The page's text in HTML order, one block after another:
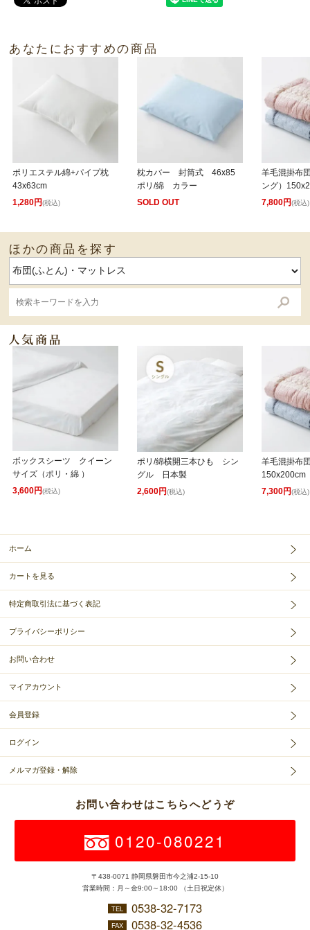
あなたにおすすめの商品
ポリエステル綿+パイプ枕
43x63cm
1,280円(税込)
枕カバー 封筒式 46x85
ポリ/綿 カラー
SOLD OUT
羊毛混掛布
ング）
7,800円(税込)
ほかの商品を探す
ボックスシーツ クイーン
サイズ（ポリ・綿 ）
3,600円(税込)
ポリ/綿横開三本ひも シン
グル 日本製
2,600円(税込)
羊毛混掛布
150x200cm
7,300円(税込)
ホーム
カートを見る
特定商取引法に基づく表記
プライバシーポリシー
お問い合わせ
マイアカウント
会員登録
ログイン
メルマガ登録・解除
お問い合わせはこちらへどうぞ
0120-080221
〒438-0071 静岡県磐田市今之浦2-15-10
営業時間：月～金9:00～18:00 （土日祝定休）
TEL 0538-32-7173
FAX 0538-32-4536